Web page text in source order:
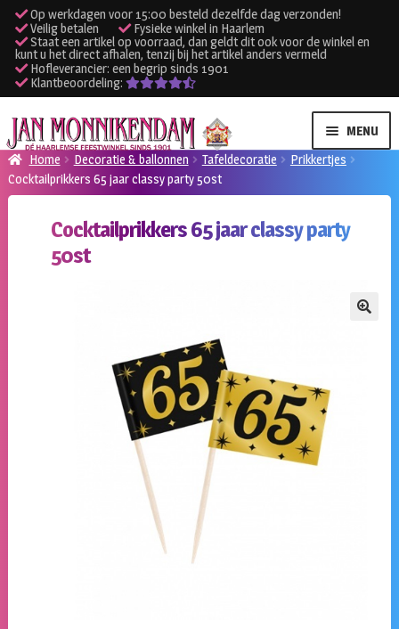
Op werkdagen voor 15:00 besteld dezelfde dag verzonden!
Veilig betalen
Fysieke winkel in Haarlem
Staat een artikel op voorraad, dan geldt dit ook voor de winkel en
kunt u het direct afhalen, tenzij bij het artikel anders vermeld
Hofleverancier: een begrip sinds 1901
Klantbeoordeling:
Ga
door
naar
navigatie
Ga
naar
de
inhoud
MENU
Verhuur kleding
Verhuur apparatuur
Home Decoratie & ballonnen Tafeldecoratie
Prikkertjes
Cocktailprikkers 65 jaar classy party 50st
Cocktailprikkers 65 jaar classy party
50st